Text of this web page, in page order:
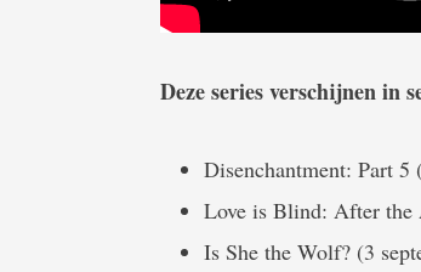
Deze series verschijnen in
Disenchantment: Part 5
Love is Blind: After the
Is She the Wolf? (3